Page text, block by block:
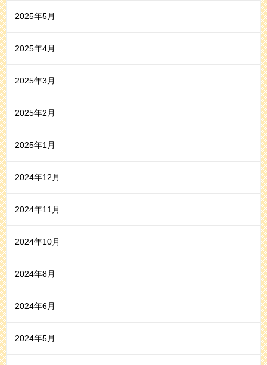
2025年5月
2025年4月
2025年3月
2025年2月
2025年1月
2024年12月
2024年11月
2024年10月
2024年8月
2024年6月
2024年5月